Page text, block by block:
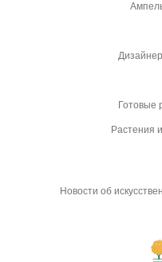
Готовые
Растения
Новости об